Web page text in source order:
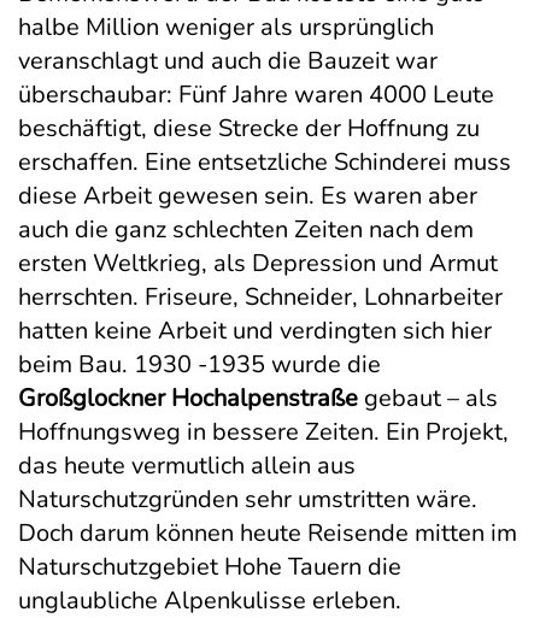
halbe Million weniger als ursprünglich
veranschlagt und auch die Bauzeit war
überschaubar: Fünf Jahre waren 4000 Leute
beschäftigt, diese Strecke der Hoffnung zu
erschaffen. Eine entsetzliche Schinderei muss
diese Arbeit gewesen sein. Es waren aber
auch die ganz schlechten Zeiten nach dem
ersten Weltkrieg, als Depression und Armut
herrschten. Friseure, Schneider, Lohnarbeiter
hatten keine Arbeit und verdingten sich hier
beim Bau. 1930 -1935 wurde die
Großglockner Hochalpenstraße gebaut – als
Hoffnungsweg in bessere Zeiten. Ein Projekt,
das heute vermutlich allein aus
Naturschutzgründen sehr umstritten wäre.
Doch darum können heute Reisende mitten im
Naturschutzgebiet Hohe Tauern die
unglaubliche Alpenkulisse erleben.